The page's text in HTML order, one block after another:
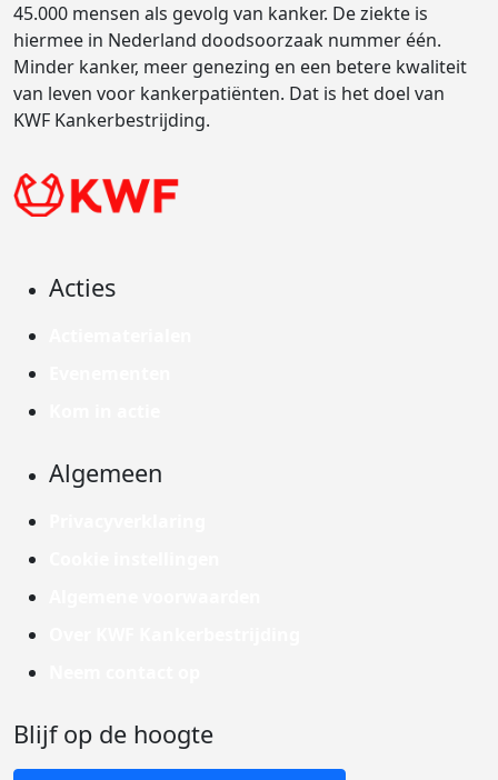
45.000 mensen als gevolg van kanker. De ziekte is
hiermee in Nederland doodsoorzaak nummer één.
Minder kanker, meer genezing en een betere kwaliteit
van leven voor kankerpatiënten. Dat is het doel van
KWF Kankerbestrijding.
Acties
Algemeen
Blijf op de hoogte